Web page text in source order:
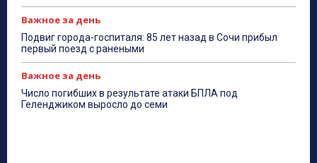
Важное за день
Подвиг города-госпиталя: 85 лет назад в Сочи прибыл
первый поезд с ранеными
Важное за день
Число погибших в результате атаки БПЛА под
Геленджиком выросло до семи